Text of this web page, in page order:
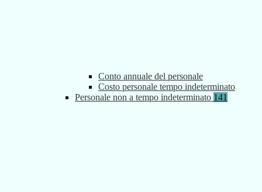
Conto annuale del personale
Costo personale tempo indeterminato
Personale non a tempo indeterminato 141